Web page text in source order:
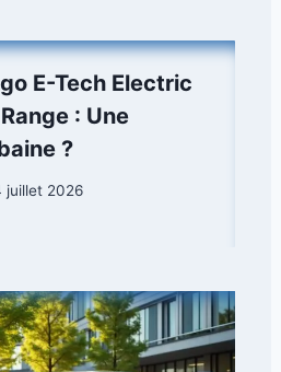
E-Tech Electric
: Une
?
juillet 2026